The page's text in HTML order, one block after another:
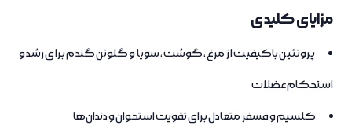
مزایای کلیدی
پروتئین باکیفیت از مرغ، گوشت، سویا و گلوتن گندم برای رشد و
استحکام عضلات
کلسیم و فسفر متعادل برای تقویت استخوان و دندان‌ها